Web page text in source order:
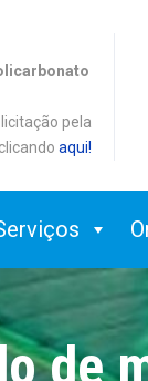
pela
aqui!
de